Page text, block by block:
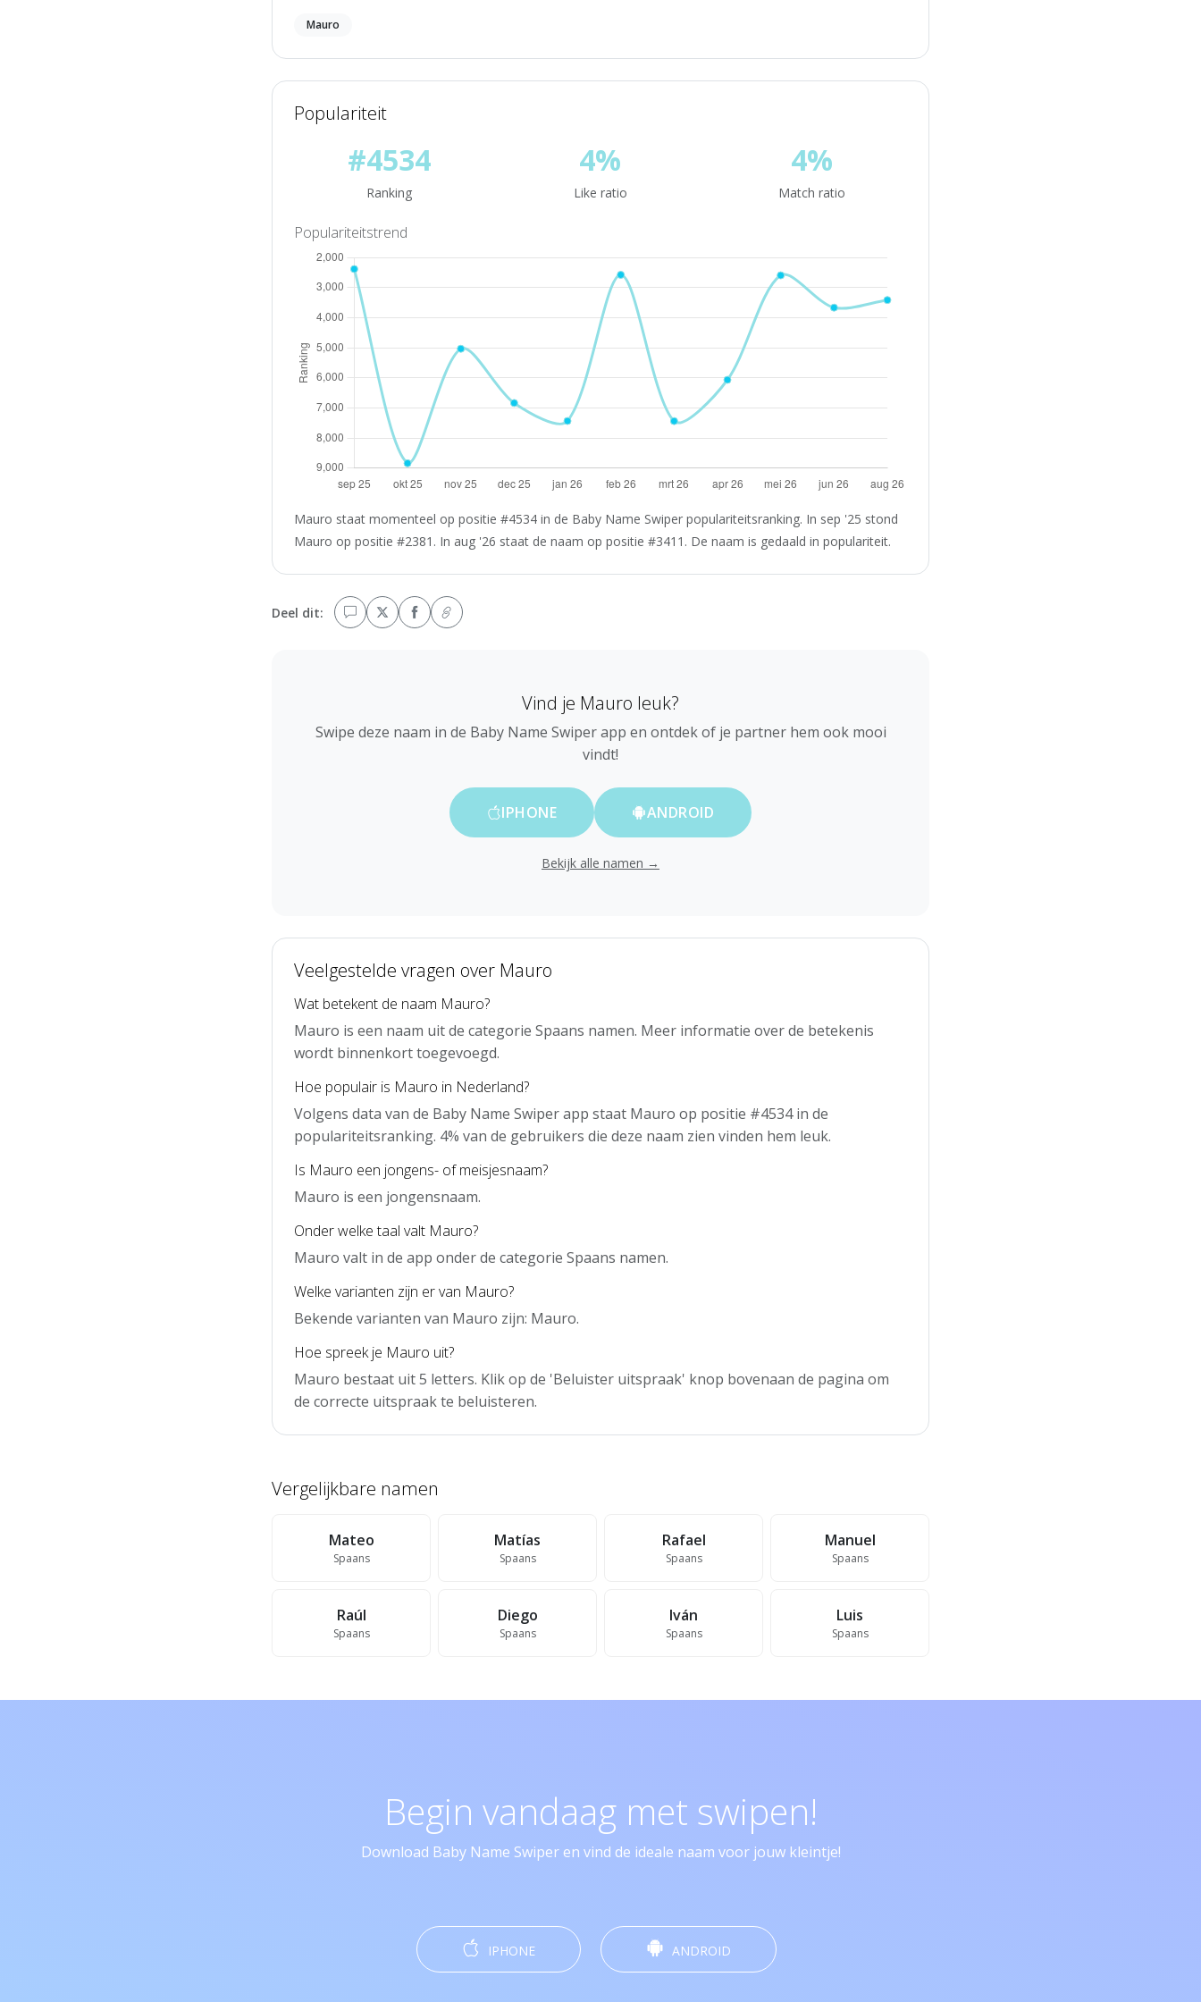
Mauro
Populariteit
#4534
Ranking
4%
Like ratio
4%
Match ratio
Populariteitstrend
Mauro staat momenteel op positie #4534 in de Baby Name Swiper populariteitsranking. In sep '25 stond
Mauro op positie #2381. In aug '26 staat de naam op positie #3411. De naam is gedaald in populariteit.
Deel dit:
Vind je Mauro leuk?
Swipe deze naam in de Baby Name Swiper app en ontdek of je partner hem ook mooi
vindt!
IPHONE ANDROID
Bekijk alle namen →
Veelgestelde vragen over Mauro
Wat betekent de naam Mauro?
Mauro is een naam uit de categorie Spaans namen. Meer informatie over de betekenis
wordt binnenkort toegevoegd.
Hoe populair is Mauro in Nederland?
Volgens data van de Baby Name Swiper app staat Mauro op positie #4534 in de
populariteitsranking. 4% van de gebruikers die deze naam zien vinden hem leuk.
Is Mauro een jongens- of meisjesnaam?
Mauro is een jongensnaam.
Onder welke taal valt Mauro?
Mauro valt in de app onder de categorie Spaans namen.
Welke varianten zijn er van Mauro?
Bekende varianten van Mauro zijn: Mauro.
Hoe spreek je Mauro uit?
Mauro bestaat uit 5 letters. Klik op de 'Beluister uitspraak' knop bovenaan de pagina om
de correcte uitspraak te beluisteren.
Vergelijkbare namen
Mateo
Spaans
Matías
Spaans
Rafael
Spaans
Manuel
Spaans
Raúl
Spaans
Diego
Spaans
Iván
Spaans
Luis
Spaans
Begin vandaag met swipen!
Download Baby Name Swiper en vind de ideale naam voor jouw kleintje!
IPHONE ANDROID